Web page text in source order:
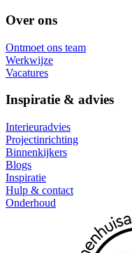
Over ons
Ontmoet ons team
Werkwijze
Vacatures
Inspiratie & advies
Interieuradvies
Projectinrichting
Binnenkijkers
Blogs
Inspiratie
Hulp & contact
Onderhoud